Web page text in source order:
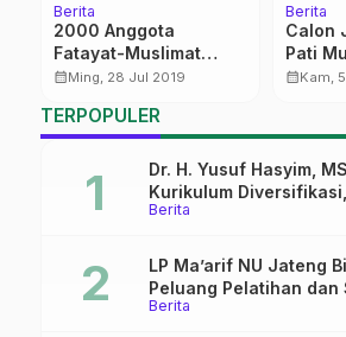
Berita
2000 Anggota
Fatayat-Muslimat
Pucakwangi Hadiri
calendar_monthMing, 28 Jul 2019
Berita
Calon
Pati
calendar_monthKam,
TERPOPULER
Berita
Dr. H. Yusuf Hasyim,
Kurikulum
dalam dunia pendidikan
Berita
LP Ma’arif NU Jateng
Peluang Pelatihan
Lulusan SMK